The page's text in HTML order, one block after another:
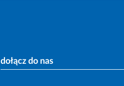
dołącz do nas